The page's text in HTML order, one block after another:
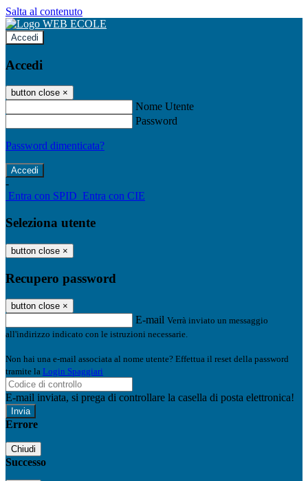
Salta al contenuto
Accedi
Accedi
button close ×
Nome Utente
Password
Password dimenticata?
-
Entra con SPID Entra con CIE
Seleziona utente
button close ×
Recupero password
button close ×
E-mail Verrà inviato un messaggio
all'indirizzo indicato con le istruzioni necessarie.
Non hai una e-mail associata al nome utente? Effettua il reset della password
tramite la Login Spaggiari
E-mail inviata, si prega di controllare la casella di posta elettronica!
Errore
Chiudi
Successo